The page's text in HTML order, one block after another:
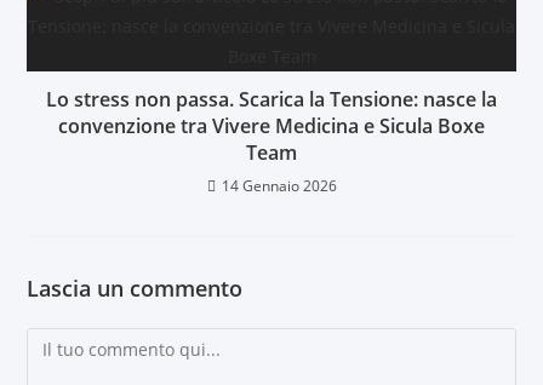
Lo stress non passa. Scarica la Tensione: nasce la
convenzione tra Vivere Medicina e Sicula Boxe
Team
14 Gennaio 2026
Lascia un commento